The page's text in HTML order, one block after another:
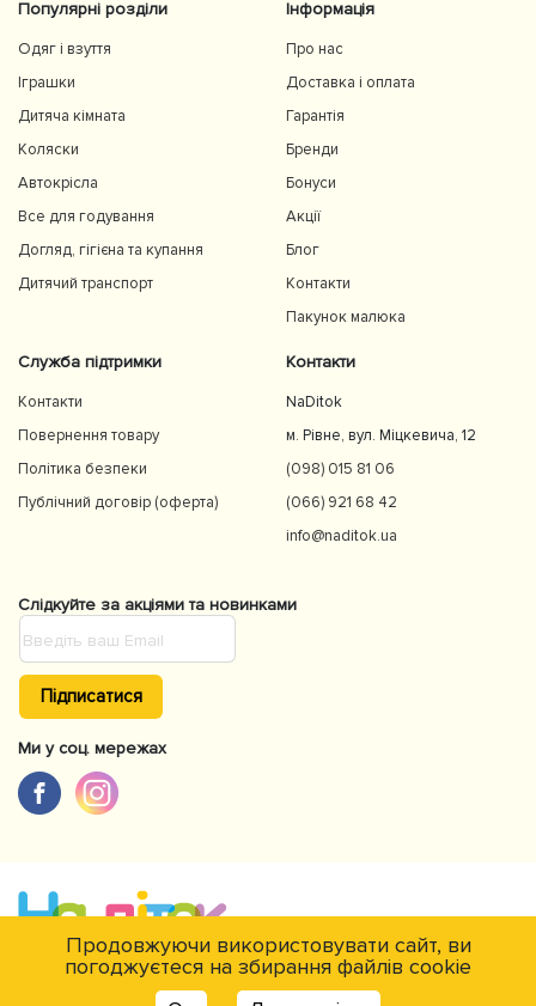
Популярні розділи
Одяг і взуття
Іграшки
Дитяча кімната
Коляски
Автокрісла
Все для годування
Догляд, гігієна та купання
Дитячий транспорт
Інформація
Про нас
Доставка і оплата
Гарантія
Бренди
Бонуси
Акції
Блог
Контакти
Пакунок малюка
Служба підтримки
Контакти
Повернення товару
Політика безпеки
Публічний договір (оферта)
Контакти
NaDitok
м. Рівне, вул. Міцкевича, 12
(098) 015 81 06
(066) 921 68 42
info@naditok.ua
Слідкуйте за акціями та новинками
Підписатися
Ми у соц. мережах
© NaDitok © 2012-2026Інтернет-магазин товарів для дітей Naditok. Всі
Є питання?
Продовжуючи використовувати сайт, ви
погоджуєтеся на збирання файлів cookie